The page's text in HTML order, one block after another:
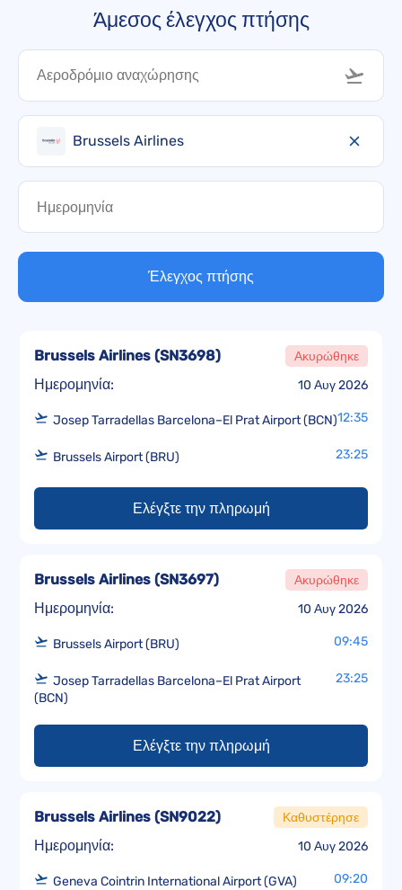
Άμεσος έλεγχος πτήσης
Brussels Airlines
Έλεγχος πτήσης
Ημερομηνία: 10 Αυγ 2026
Brussels Airlines (SN3698) Ακυρώθηκε
Josep Tarradellas Barcelona–El Prat Airport (BCN)12:35
Brussels Airport (BRU) 23:25
Ελέγξτε την πληρωμή
Ημερομηνία: 10 Αυγ 2026
Brussels Airlines (SN3697) Ακυρώθηκε
Brussels Airport (BRU) 09:45
Josep Tarradellas Barcelona–El Prat Airport
(BCN)
23:25
Ελέγξτε την πληρωμή
Ημερομηνία: 10 Αυγ 2026
Brussels Airlines (SN9022) Καθυστέρησε
Geneva Cointrin International Airport (GVA) 09:20